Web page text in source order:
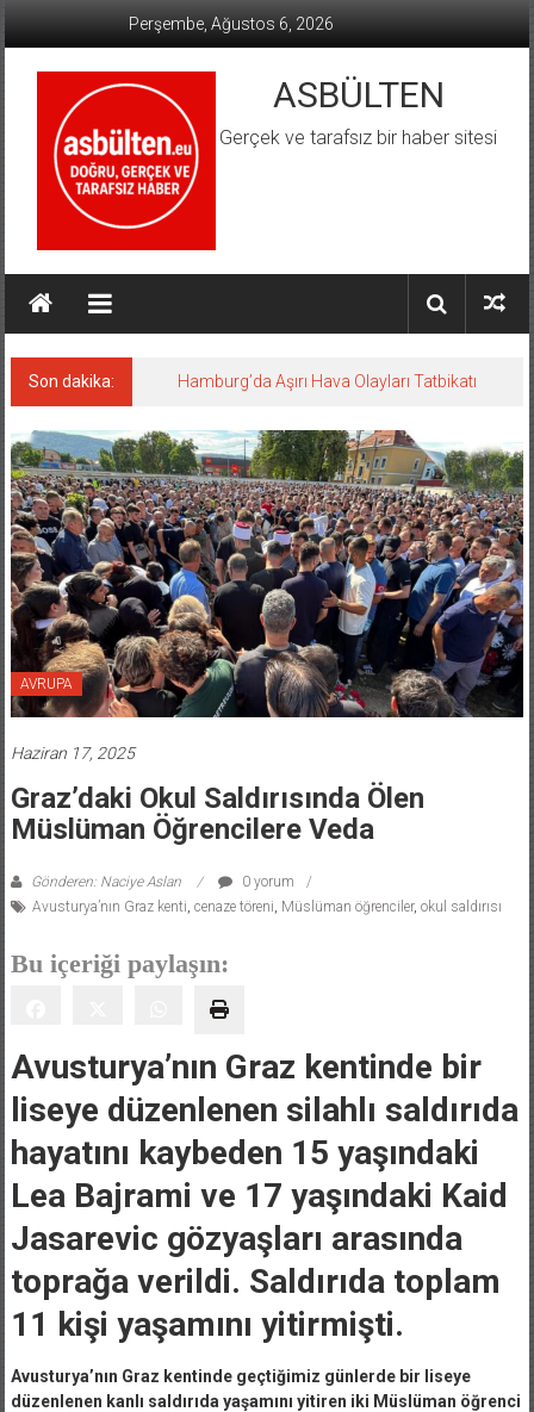
Perşembe, Ağustos 6, 2026
ASBÜLTEN
Gerçek ve tarafsız bir haber sitesi
Son dakika: Hamburg’da Aşırı Hava Olayları Tatbikatı
AVRUPA
Haziran 17, 2025
Graz’daki Okul Saldırısında Ölen
Müslüman Öğrencilere Veda
Gönderen: Naciye Aslan
0 yorum
Avusturya’nın Graz kenti cenaze töreni Müslüman öğrenciler, okul saldırısı
Bu içeriği paylaşın:
Avusturya’nın Graz kentinde bir
liseye düzenlenen silahlı saldırıda
hayatını kaybeden 15 yaşındaki
Lea Bajrami ve 17 yaşındaki Kaid
Jasarevic gözyaşları arasında
toprağa verildi. Saldırıda toplam
11 kişi yaşamını yitirmişti.
Avusturya’nın Graz kentinde geçtiğimiz günlerde bir liseye
düzenlenen kanlı saldırıda yaşamını yitiren iki Müslüman öğrenci